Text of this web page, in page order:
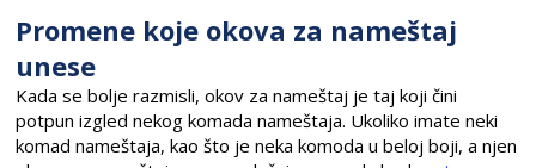
Promene koje okova za nameštaj
unese
Kada se bolje razmisli, okov za nameštaj je taj koji čini
potpun izgled nekog komada nameštaja. Ukoliko imate neki
komad nameštaja, kao što je neka komoda u beloj boji, a njen